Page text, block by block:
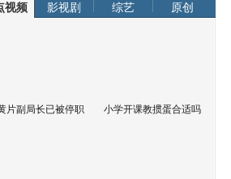
视频 影视剧 综艺 原创
片副局长已被停职 小学开课教掼蛋合适吗